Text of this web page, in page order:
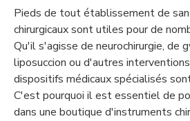
Pieds de tout établissement de
chirurgicaux sont utiles pour de
Qu'il s'agisse de neurochirurgie, de
liposuccion ou d'autres
dispositifs médicaux spécialisés
C'est pourquoi il est essentiel de
dans une boutique d'instruments